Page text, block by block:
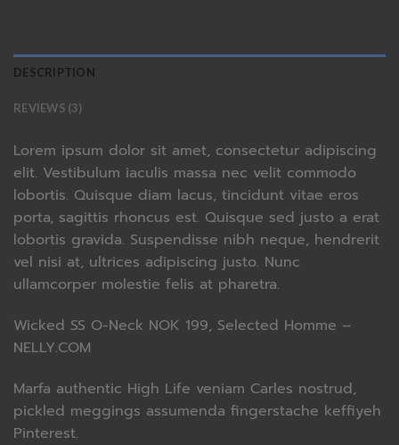
DESCRIPTION
REVIEWS (3)
Lorem ipsum dolor sit amet, consectetur adipiscing
elit. Vestibulum iaculis massa nec velit commodo
lobortis. Quisque diam lacus, tincidunt vitae eros
porta, sagittis rhoncus est. Quisque sed justo a erat
lobortis gravida. Suspendisse nibh neque, hendrerit
vel nisi at, ultrices adipiscing justo. Nunc
ullamcorper molestie felis at pharetra.
Wicked SS O-Neck NOK 199, Selected Homme –
NELLY.COM
Marfa authentic High Life veniam Carles nostrud,
pickled meggings assumenda fingerstache keffiyeh
Pinterest.